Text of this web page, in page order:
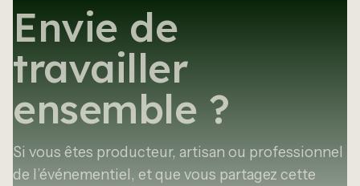
Envie de
travailler
ensemble ?
Si vous êtes producteur, artisan ou professionnel
de l’événementiel, et que vous partagez cette